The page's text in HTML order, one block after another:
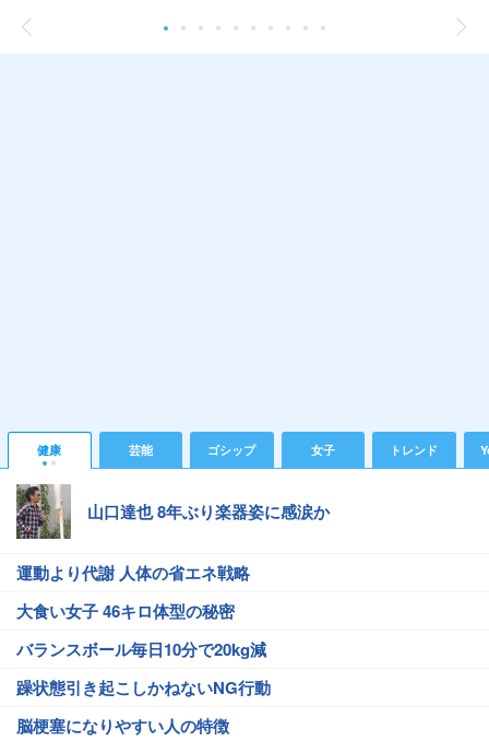
健康 芸能 ゴシップ 女子 トレンド
山口達也 8年ぶり楽器姿に感涙か
運動より代謝 人体の省エネ戦略
大食い女子 46キロ体型の秘密
バランスボール毎日10分で20kg減
躁状態引き起こしかねないNG行動
脳梗塞になりやすい人の特徴